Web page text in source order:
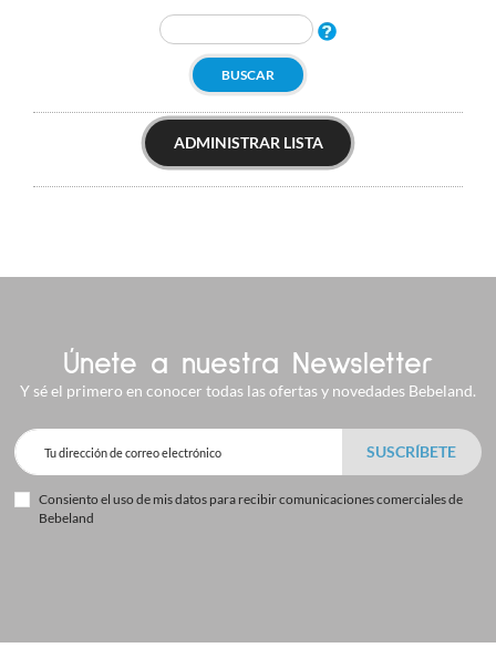
BUSCAR
ADMINISTRAR LISTA
Únete a nuestra Newsletter
Y sé el primero en conocer todas las ofertas y novedades Bebeland.
Consiento el uso de mis datos para recibir comunicaciones comerciales de
Bebeland